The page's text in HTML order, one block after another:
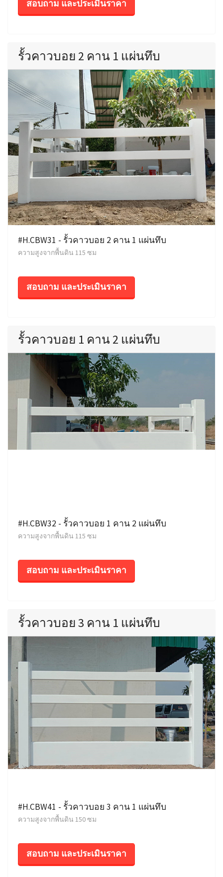
สอบถาม และประเมินราคา
รั้วคาวบอย 2 คาน 1 แผ่นทึบ
#H.CBW31 - รั้วคาวบอย 2 คาน 1 แผ่นทึบ
ความสูงจากพื้นดิน 115 ซม
สอบถาม และประเมินราคา
รั้วคาวบอย 1 คาน 2 แผ่นทึบ
#H.CBW32 - รั้วคาวบอย 1 คาน 2 แผ่นทึบ
ความสูงจากพื้นดิน 115 ซม
สอบถาม และประเมินราคา
รั้วคาวบอย 3 คาน 1 แผ่นทึบ
#H.CBW41 - รั้วคาวบอย 3 คาน 1 แผ่นทึบ
ความสูงจากพื้นดิน 150 ซม
สอบถาม และประเมินราคา